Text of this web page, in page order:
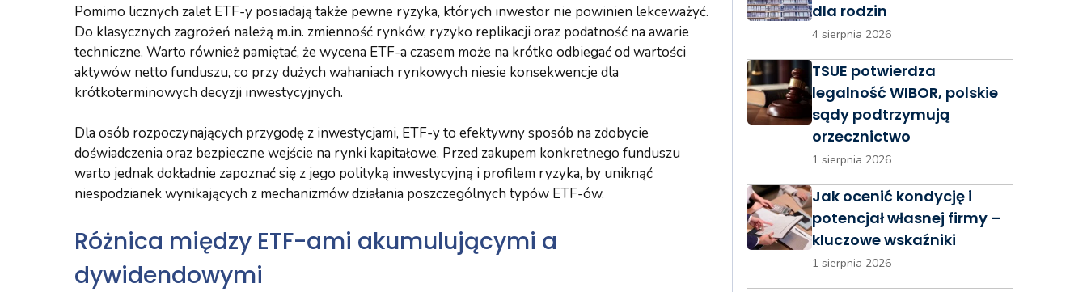
Pomimo licznych zalet ETF-y posiadają także pewne ryzyka, których inwestor nie powinien lekceważyć.
Do klasycznych zagrożeń należą m.in. zmienność rynków, ryzyko replikacji oraz podatność na awarie
techniczne. Warto również pamiętać, że wycena ETF-a czasem może na krótko odbiegać od wartości
aktywów netto funduszu, co przy dużych wahaniach rynkowych niesie konsekwencje dla
krótkoterminowych decyzji inwestycyjnych.
Dla osób rozpoczynających przygodę z inwestycjami, ETF-y to efektywny sposób na zdobycie
doświadczenia oraz bezpieczne wejście na rynki kapitałowe. Przed zakupem konkretnego funduszu
warto jednak dokładnie zapoznać się z jego polityką inwestycyjną i profilem ryzyka, by uniknąć
niespodzianek wynikających z mechanizmów działania poszczególnych typów ETF-ów.
Różnica między ETF-ami akumulującymi a
dywidendowymi
dla rodzin
4 sierpnia 2026
TSUE potwierdza
legalność WIBOR, polskie
sądy podtrzymują
orzecznictwo
1 sierpnia 2026
Jak ocenić kondycję i
potencjał własnej firmy –
kluczowe wskaźniki
1 sierpnia 2026